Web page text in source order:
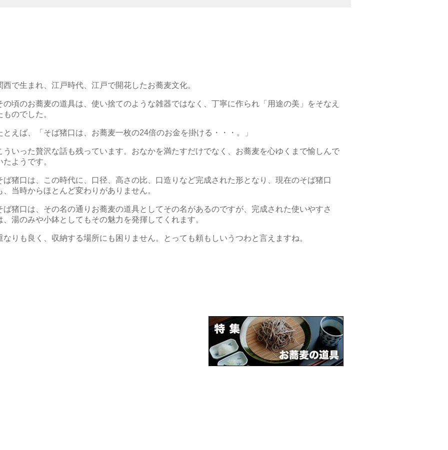
西で生まれ、江戸時代、江戸で開花したお蕎麦文化。
の頃のお蕎麦の道具は、使い捨てのような雑器ではなく、丁寧に作られ「用途の美」をそなえ
ものでした。
とえば、「そば猪口は、お蕎麦一枚の24倍のお金を掛ける・・・。」
ういった贅沢な話も残っています。おなかを満たすだけでなく、お蕎麦を心ゆくまで愉しんで
たようです。
ば猪口は、この時代に、口径、高さの比、口造りなど完成された形となり、現在のそば猪口
、当時からほとんど変わりがありません。
ば猪口は、その名の通りお蕎麦の道具としてその名があるのですが、完成された使いやすさ
、湯のみや小鉢としてもその魅力を発揮してくれます。
なりも良く、収納する場所にも困りません。とっても頼もしいうつわと言えますね。